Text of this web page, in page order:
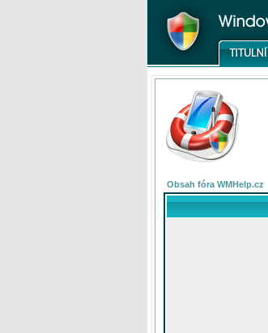
Obsah fóra WMHelp.cz